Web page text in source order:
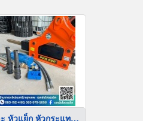
หัวเจาะ หัวแย็ก หัวกระแทก แบคโฮ